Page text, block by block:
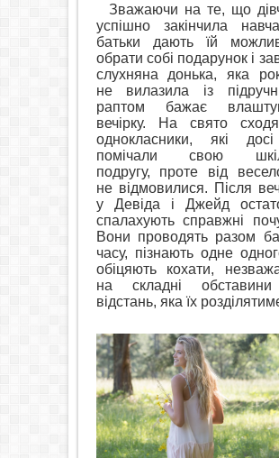
Зважаючи на те, що
успішно закінчила
батьки дають їй
обрати собі подарунок і
слухняна донька, яка
не вилазила із
раптом бажає
вечірку. На свято
однокласники, які
помічали свою
подругу, проте від
не відмовилися. Після
у Девіда і Джейд
спалахують справжні
Вони проводять разом
часу, пізнають одне
обіцяють кохати,
на складні
відстань, яка їх